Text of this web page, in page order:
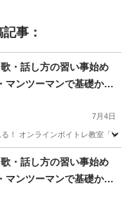
事：
・話し方の習い事始め
マンツーマンで基礎から
7月4日
！ オンラインボイトレ教室「
・話し方の習い事始め
マンツーマンで基礎から